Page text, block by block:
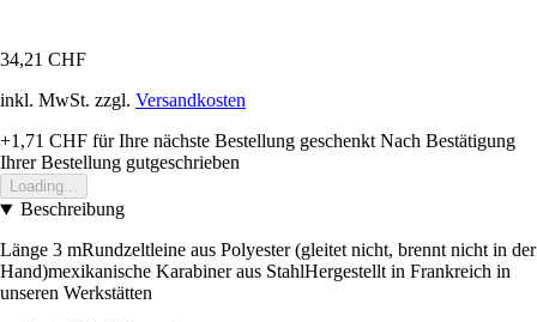
34,21 CHF
inkl. MwSt. zzgl. Versandkosten
+1,71 CHF für Ihre nächste Bestellung geschenkt Nach Bestätigung
Ihrer Bestellung gutgeschrieben
Loading...
Beschreibung
Länge 3 mRundzeltleine aus Polyester (gleitet nicht, brennt nicht in der
Hand)mexikanische Karabiner aus StahlHergestellt in Frankreich in
unseren Werkstätten